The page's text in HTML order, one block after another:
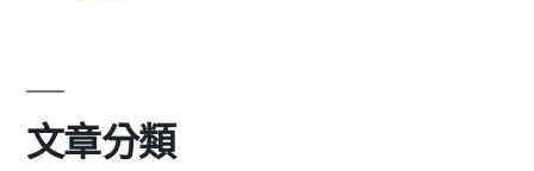
文章分類